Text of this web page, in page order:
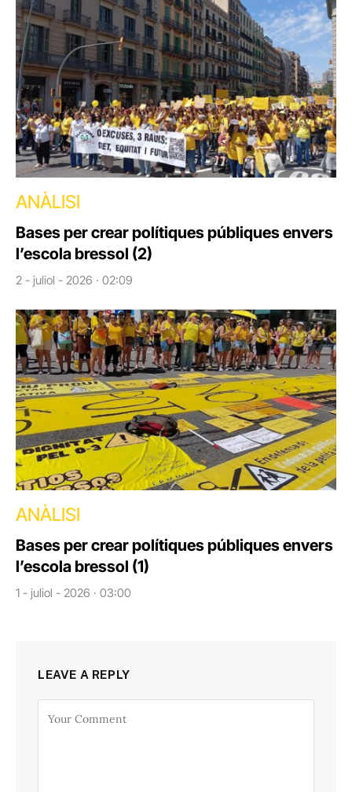
ANÀLISI
Bases per crear polítiques públiques envers
l’escola bressol (2)
2 - juliol - 2026 · 02:09
ANÀLISI
Bases per crear polítiques públiques envers
l’escola bressol (1)
1 - juliol - 2026 · 03:00
LEAVE A REPLY